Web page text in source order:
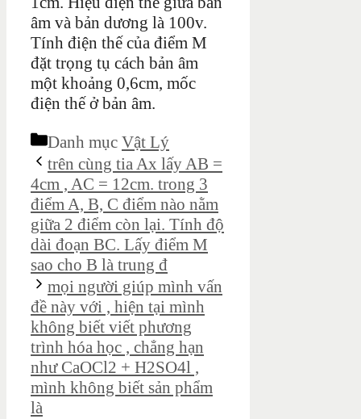
âm và bản dương là 100v.
Tính điện thế của điểm M
đặt trọng tụ cách bản âm
một khoảng 0,6cm, mốc
điện thế ở bản âm.
Danh mục Vật Lý
trên cùng tia Ax lấy AB =
4cm , AC = 12cm. trong 3
điểm A, B, C điểm nào nằm
giữa 2 điểm còn lại. Tính độ
dài đoạn BC. Lấy điểm M
sao cho B là trung đ
mọi người giúp mình vấn
đề này với , hiện tại mình
không biết viết phương
trình hóa học , chẳng hạn
như CaOCl2 + H2SO4l ,
mình không biết sản phẩm
là